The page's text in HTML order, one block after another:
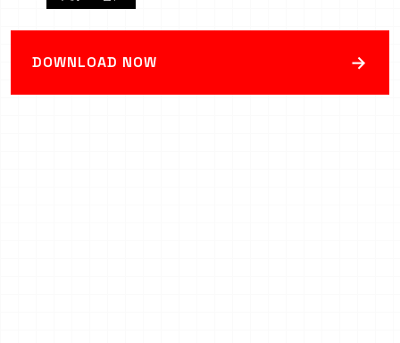
DOWNLOAD NOW →